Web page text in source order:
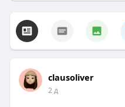
clausoliver
2 д